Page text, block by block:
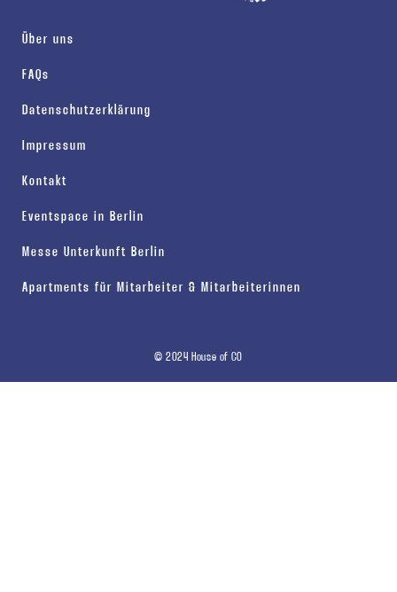
Über uns
FAQs
Datenschutzerklärung
Impressum
Kontakt
Eventspace in Berlin
Messe Unterkunft Berlin
Apartments für Mitarbeiter & Mitarbeiterinnen
© 2024 House of CO